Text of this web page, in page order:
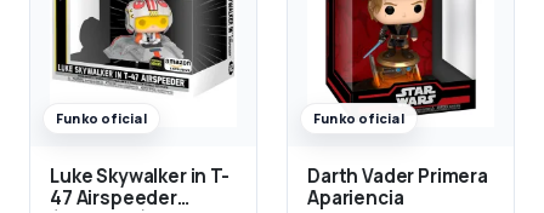
Funko oficial
Luke Skywalker in T-
47 Airspeeder
Funko oficial
Darth Vader Primera
Apariencia